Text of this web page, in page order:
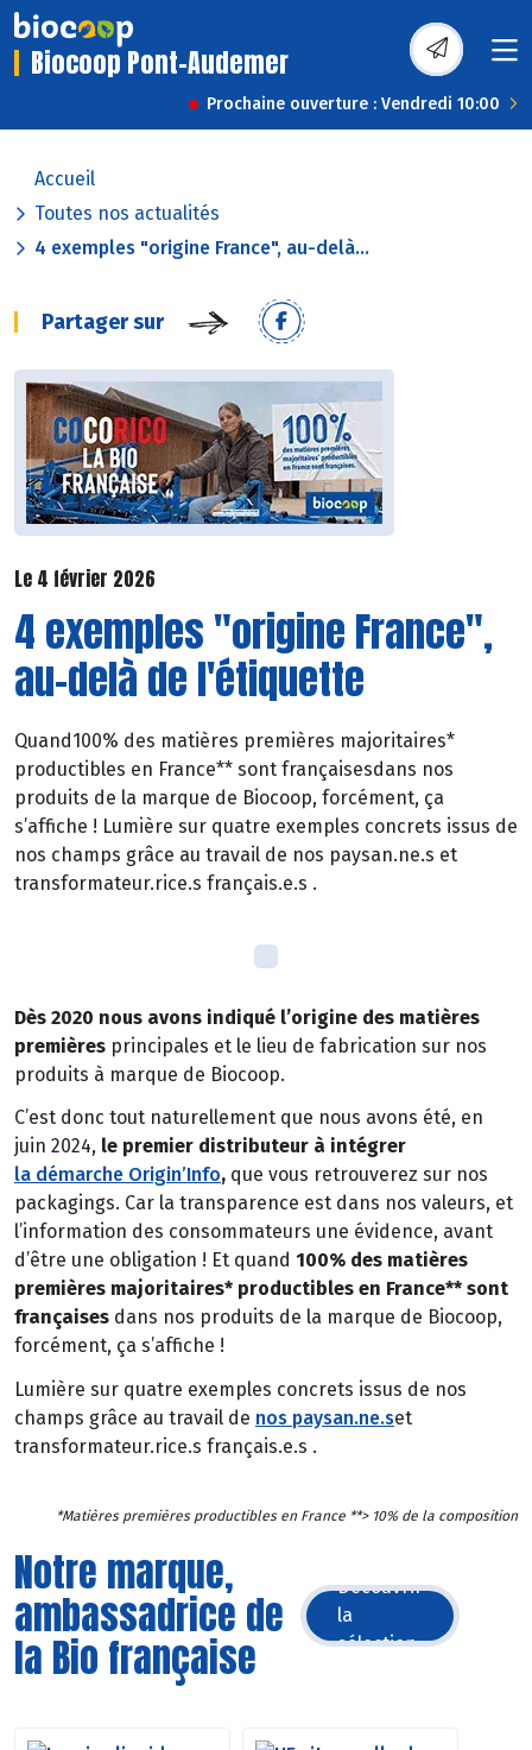
Biocoop Pont-Audemer
Prochaine ouverture : Vendredi 10:00
Accueil
Toutes nos actualités
4 exemples "origine France", au-delà...
Partager sur
Le 4 février 2026
4 exemples "origine France",
au-delà de l'étiquette
Quand100% des matières premières majoritaires*
productibles en France** sont françaisesdans nos
produits de la marque de Biocoop, forcément, ça
s’affiche ! Lumière sur quatre exemples concrets issus de
nos champs grâce au travail de nos paysan.ne.s et
transformateur.rice.s français.e.s .
Dès 2020 nous avons indiqué l’origine des matières
premières principales et le lieu de fabrication sur nos
produits à marque de Biocoop.
C’est donc tout naturellement que nous avons été, en
juin 2024, le premier distributeur à intégrer
la démarche Origin’Info, que vous retrouverez sur nos
packagings. Car la transparence est dans nos valeurs, et
l’information des consommateurs une évidence, avant
d’être une obligation ! Et quand 100% des matières
premières majoritaires* productibles en France** sont
françaises dans nos produits de la marque de Biocoop,
forcément, ça s’affiche !
Lumière sur quatre exemples concrets issus de nos
champs grâce au travail de nos paysan.ne.set
transformateur.rice.s français.e.s .
*Matières premières productibles en France **> 10% de la composition
Notre marque,
ambassadrice de
la Bio française
Découvrir
la
sélection